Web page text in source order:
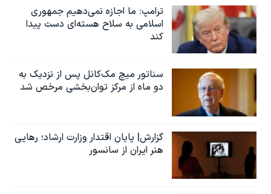
ترامپ: ما اجازه نمی‌دهیم جمهوری
اسلامی به سلاح هسته‌ای دست پیدا
کند
سناتور میچ مک‌کانل پس از نزدیک به
دو ماه از مرکز توان‌بخشی مرخص شد
گزارش| پایان اقتدار وزارت ارشاد؛ رهایی
هنر ایران از سانسور